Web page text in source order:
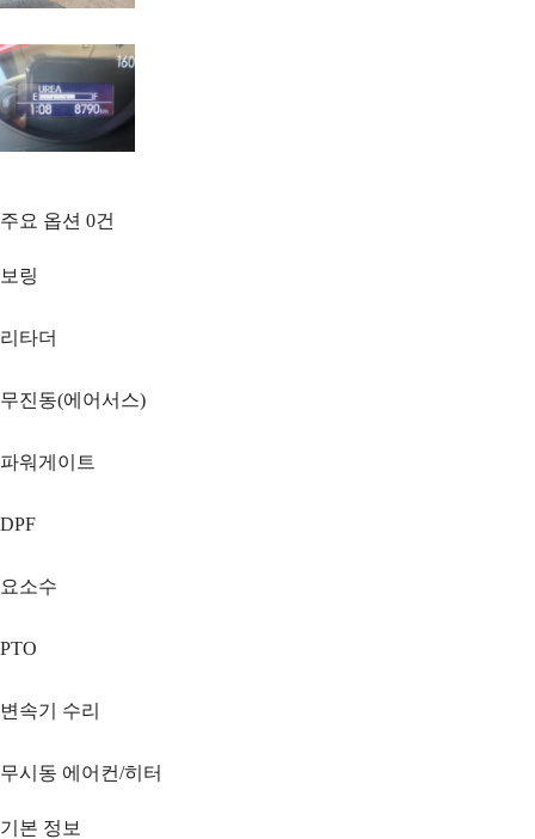
주요 옵션 0건
보링
리타더
무진동(에어서스)
파워게이트
DPF
요소수
PTO
변속기 수리
무시동 에어컨/히터
기본 정보